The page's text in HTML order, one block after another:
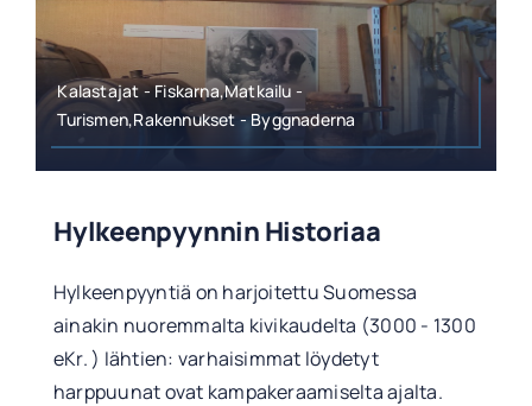
Kalastajat - Fiskarna,Matkailu -
Turismen,Rakennukset - Byggnaderna
Hylkeenpyynnin Historiaa
Hylkeenpyyntiä on harjoitettu Suomessa
ainakin nuoremmalta kivikaudelta (3000 - 1300
eKr. ) Iähtien: varhaisimmat löydetyt
harppuunat ovat kampakeraamiselta ajalta.